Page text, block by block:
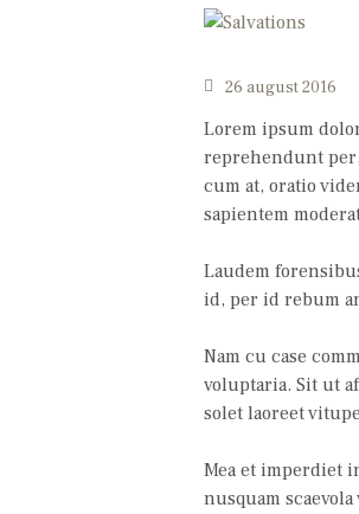
26 august 2016
Lorem ipsum
reprehendunt
cum at, oratio
sapientem
Laudem
id, per id rebum
Nam cu case
voluptaria. Sit ut
solet laoreet
Mea et imperdiet
nusquam